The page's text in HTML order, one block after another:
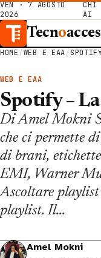
VEN · 7 AGOSTO
2026
CHI
AI
Tecno
HOME/WEB E EAA/
WEB E EAA
Spotify –
Di Amel Mokni
che ci permette
di brani,
EMI, Warner
Ascoltare
playlist. Il…
Amel Mokni